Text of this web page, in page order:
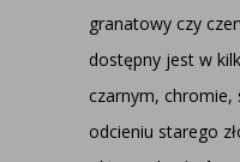
granatowy czy
dostępny jest w
czarnym,
odcieniu starego